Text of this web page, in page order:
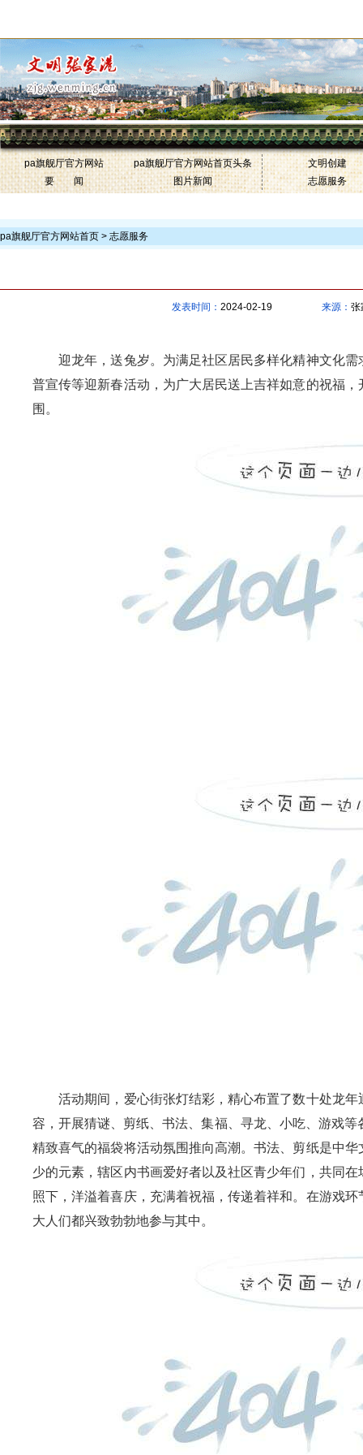
pa旗舰厅官方网站
pa旗舰厅官方网站首页头条
要 闻
图片新闻
文明创建
志愿服务
pa旗舰厅官方网站首页 > 志愿服务
发表时间： 2024-02-19 来源： 张
迎龙年，送兔岁。为满足社区居民多样化精神文化需
普宣传等迎新春活动，为广大居民送上吉祥如意的祝福
围。
活动期间， 爱心街张灯结彩，精心布置了数十处龙
容，开展猜谜、剪纸、书法、集福、 寻龙、小吃、游戏等
精致喜气的福袋将活动氛围推向高潮 。书法 、剪纸是中华
少的元素 ，辖区内书画爱好者以及社区青少年们，共同
照下，洋溢着喜庆， 充满着祝福，传递着祥和。 在游戏环
大人们都兴致勃勃地参与其中 。